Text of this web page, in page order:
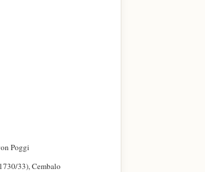
Poggi
33), Cembalo